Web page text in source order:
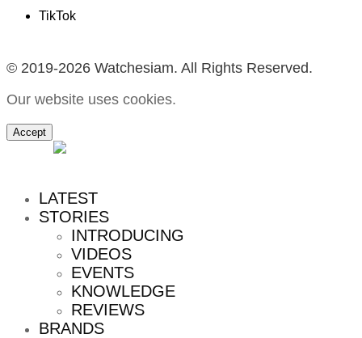
TikTok
© 2019-2026 Watchesiam. All Rights Reserved.
Our website uses cookies.
Accept
LATEST
STORIES
INTRODUCING
VIDEOS
EVENTS
KNOWLEDGE
REVIEWS
BRANDS